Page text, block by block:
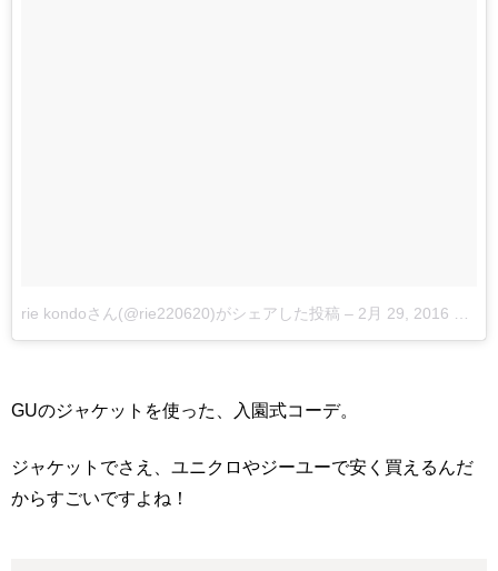
rie kondoさん(@rie220620)がシェアした投稿 – 2月 29, 2016 at 11:11午後 PST
GUのジャケットを使った、入園式コーデ。
ジャケットでさえ、ユニクロやジーユーで安く買えるんだ
からすごいですよね！